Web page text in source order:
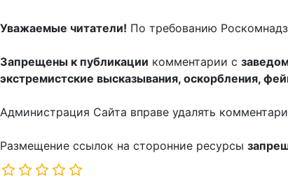
Уважаемые читатели! По требованию
Запрещены к публикации комментарии с
экстремистские высказывания, оскорбления,
Администрация Сайта вправе удалять
Размещение ссылок на сторонние ресурсы